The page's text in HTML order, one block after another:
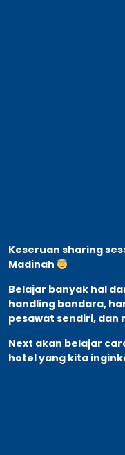
Keseruan sharing
Madinah
Belajar banyak hal
handling bandara,
pesawat sendiri, dan
Next akan belajar
hotel yang kita